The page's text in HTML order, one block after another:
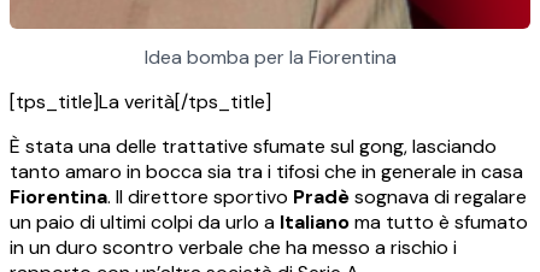
Idea bomba per la Fiorentina
[tps_title]La verità[/tps_title]
È stata una delle trattative sfumate sul gong, lasciando
tanto amaro in bocca sia tra i tifosi che in generale in casa
Fiorentina. Il direttore sportivo Pradèsognava di regalare
un paio di ultimi colpi da urlo a Italianoma tutto è sfumato
in un duro scontro verbale che ha messo a rischio i